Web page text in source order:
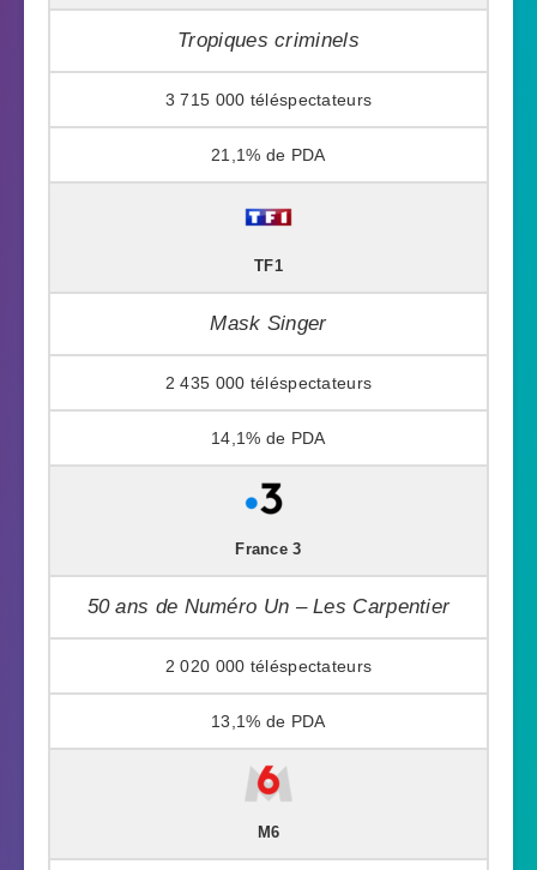
Tropiques criminels
3 715 000
21,1%
TF1
Mask Singer
2 435 000
14,1%
France 3
50 ans de Numéro Un – Les Carpentier
2 020 000
13,1%
M6